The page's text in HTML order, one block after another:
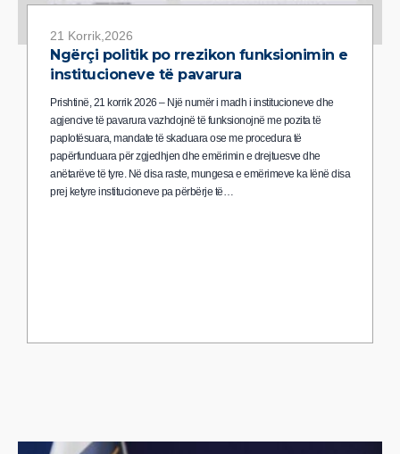
21 Korrik,2026
Ngërçi politik po rrezikon funksionimin e
institucioneve të pavarura
Prishtinë, 21 korrik 2026 – Një numër i madh i institucioneve dhe
agjencive të pavarura vazhdojnë të funksionojnë me pozita të
paplotësuara, mandate të skaduara ose me procedura të
papërfunduara për zgjedhjen dhe emërimin e drejtuesve dhe
anëtarëve të tyre. Në disa raste, mungesa e emërimeve ka lënë disa
prej ketyre institucioneve pa përbërje të…